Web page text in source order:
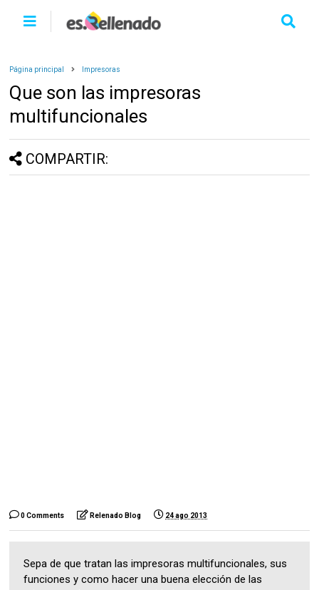
Página principal Impresoras
Que son las impresoras
multifuncionales
COMPARTIR:
0 Comments Relenado Blog 24 ago 2013
Sepa de que tratan las impresoras multifuncionales, sus
funciones y como hacer una buena elección de las